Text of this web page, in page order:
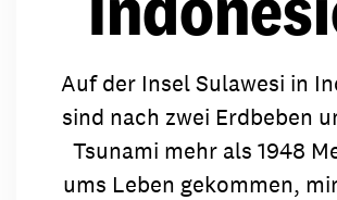
Auf der Insel Sulawesi in
sind nach zwei Erdbeben
Tsunami mehr als 1948
ums Leben gekommen,